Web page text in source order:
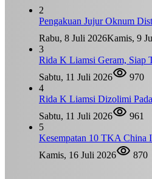
2
Pengakuan Jujur Oknum
Rabu, 8 Juli 2026Kamis, 9
3
Rida K Liamsi Geram, Siap
Sabtu, 11 Juli 2026
970
4
Rida K Liamsi Dizolimi
Sabtu, 11 Juli 2026
961
5
Kesempatan 10 TKA China
Kamis, 16 Juli 2026
870